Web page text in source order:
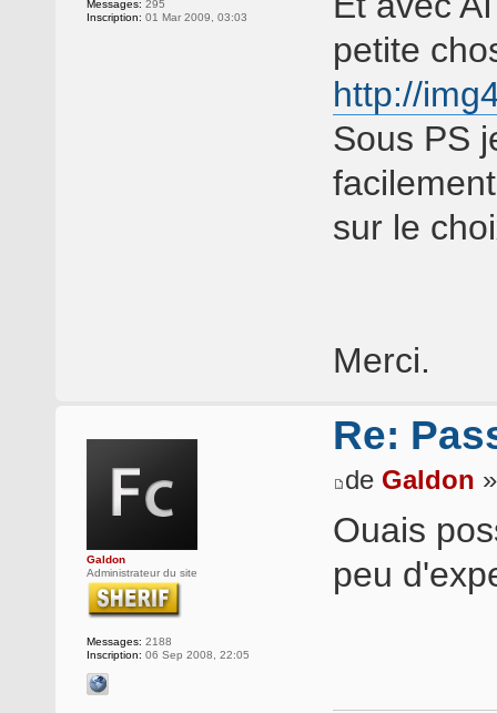
Messages: 295
Inscription: 01 Mar 2009, 03:03
petite
http://
Sous PS
sur le
Merci.
Galdon
Administrateur du site
Messages: 2188
Inscription: 06 Sep 2008, 22:05
Re:
de Galdon
Ouais
peu